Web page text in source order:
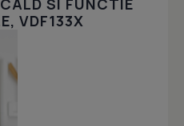
SI FUNCTIE
VDF133X